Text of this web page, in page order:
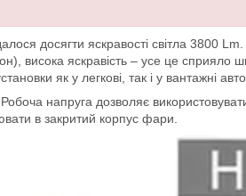
досягти яскравості світла 3800
висока яскравість – усе це
як у легкові, так і у вантажні
напруга дозволяє
в закритий корпус фари.